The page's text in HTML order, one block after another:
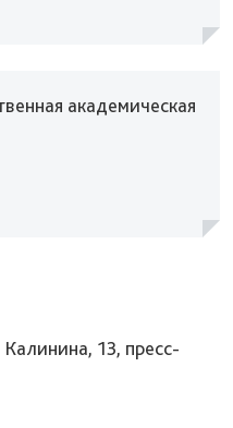
академическая
13, пресс-